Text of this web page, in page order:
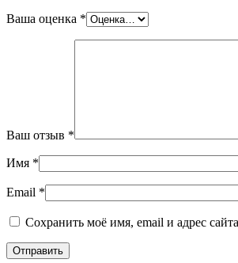
Ваша оценка *
Ваш отзыв *
Имя *
Email *
Сохранить моё имя, email и адрес